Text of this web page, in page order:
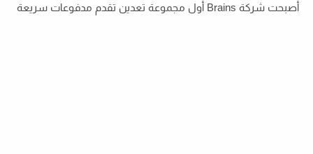
أصبحت شركة Brains أول مجموعة تعدين تقدم مدفوعات سريعة